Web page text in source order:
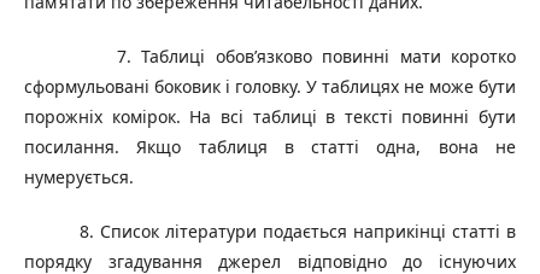
7. Таблиці обов’язково повинні мати коротко
сформульовані боковик і головку. У таблицях не може бути
порожніх комірок. На всі таблиці в тексті повинні бути
посилання. Якщо таблиця в статті одна, вона не
нумерується.
8. Список літератури подається наприкінці статті в
порядку згадування джерел відповідно до існуючих